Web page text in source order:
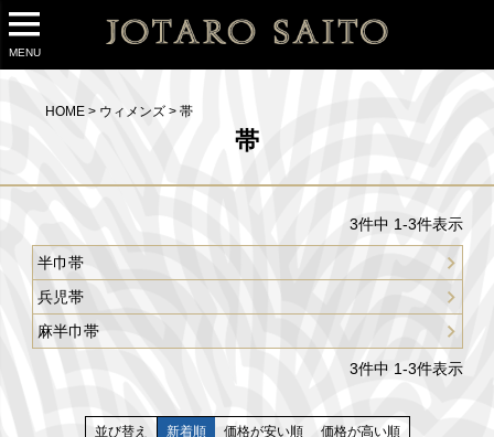
MENU
HOME ウィメンズ 帯
帯
3件中 1-3件表示
半巾帯
兵児帯
麻半巾帯
3件中 1-3件表示
並び替え 新着順 価格が安い順 価格が高い順